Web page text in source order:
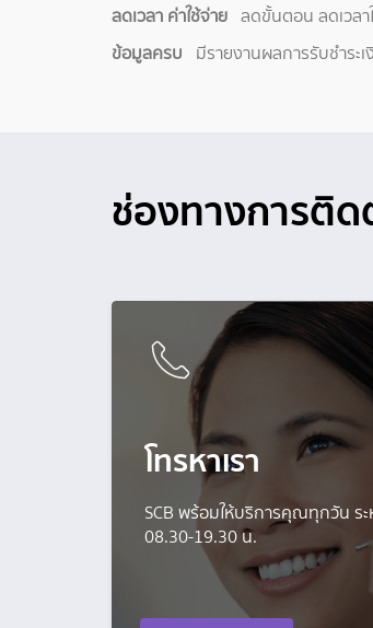
ลดเวลา ค่าใช้จ่าย ลดขั้นตอน ลดเวลา
ข้อมูลครบ มีรายงานผลการรับชำระ
ช่องทางการติ
โทรหาเรา
SCB พร้อมให้บริการคุณทุกวัน ระ
08.30-19.30 น.